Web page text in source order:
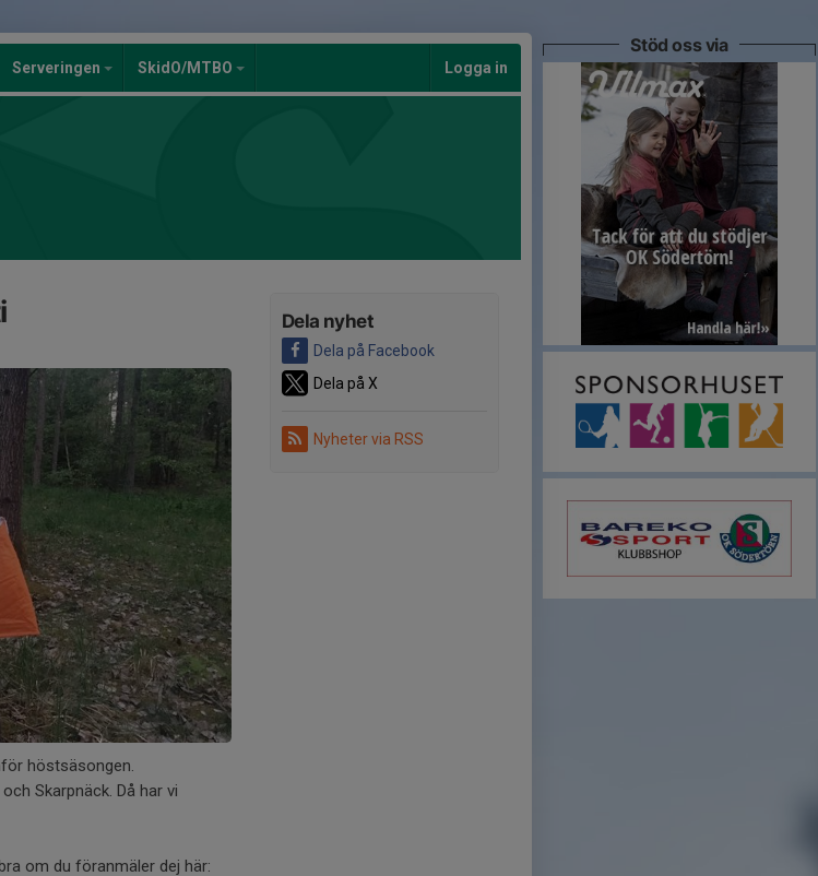
Serveringen SkidO/MTBO Logga in
Dela nyhet
Dela på Facebook
Dela på X
Nyheter via RSS
höstsäsongen.
Skarpnäck. Då har vi
om du föranmäler dej här:
Stöd oss via